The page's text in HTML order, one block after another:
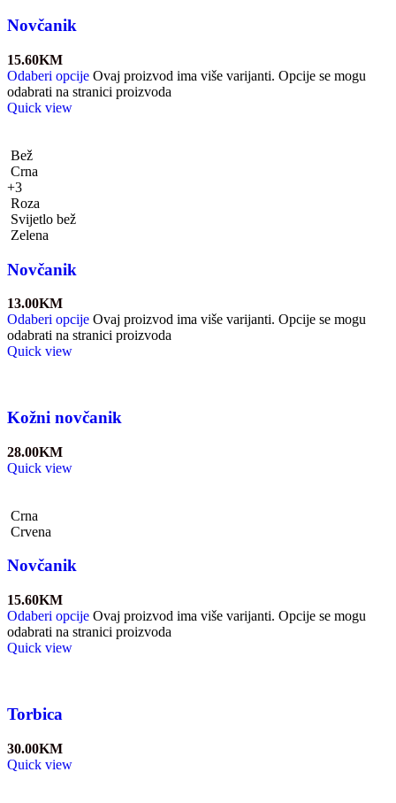
Novčanik
15.60KM
Odaberi opcije Ovaj proizvod ima više varijanti. Opcije se mogu
odabrati na stranici proizvoda
Quick view
Bež
Crna
+3
Roza
Svijetlo bež
Zelena
Novčanik
13.00KM
Odaberi opcije Ovaj proizvod ima više varijanti. Opcije se mogu
odabrati na stranici proizvoda
Quick view
Kožni novčanik
28.00KM
Quick view
Crna
Crvena
Novčanik
15.60KM
Odaberi opcije Ovaj proizvod ima više varijanti. Opcije se mogu
odabrati na stranici proizvoda
Quick view
Torbica
30.00KM
Quick view